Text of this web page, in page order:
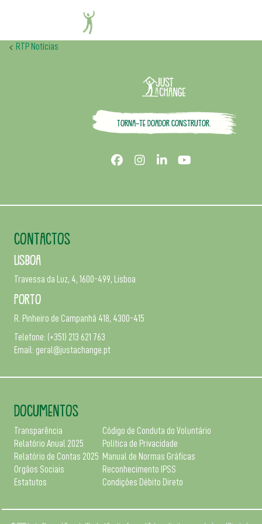
< RTP Notícias
Torna-te doador construtor.
CONTACTOS
Lisboa
Travessa da Luz, 4, 1600-499, Lisboa
Porto
R. Pinheiro de Campanhã 418, 4300-415
Telefone: (+351) 213 621 763
Email: geral@justachange.pt
DOCUMENTOS
Transparência
Relatório Anual 2025
Relatório de Contas 2025
Orgãos Sociais
Estatutos
Código de Conduta do Voluntário
Política de Privacidade
Manual de Normas Gráficas
Reconhecimento IPSS
Condições Débito Direto